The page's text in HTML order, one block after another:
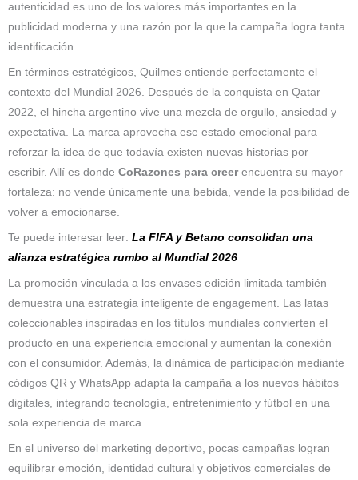
autenticidad es uno de los valores más importantes en la
publicidad moderna y una razón por la que la campaña logra tanta
identificación.
En términos estratégicos, Quilmes entiende perfectamente el
contexto del Mundial 2026. Después de la conquista en Qatar
2022, el hincha argentino vive una mezcla de orgullo, ansiedad y
expectativa. La marca aprovecha ese estado emocional para
reforzar la idea de que todavía existen nuevas historias por
escribir. Allí es donde CoRazones para creerencuentra su mayor
fortaleza: no vende únicamente una bebida, vende la posibilidad de
volver a emocionarse.
Te puede interesar leer: La FIFA y Betano consolidan una
alianza estratégica rumbo al Mundial 2026
La promoción vinculada a los envases edición limitada también
demuestra una estrategia inteligente de engagement. Las latas
coleccionables inspiradas en los títulos mundiales convierten el
producto en una experiencia emocional y aumentan la conexión
con el consumidor. Además, la dinámica de participación mediante
códigos QR y WhatsApp adapta la campaña a los nuevos hábitos
digitales, integrando tecnología, entretenimiento y fútbol en una
sola experiencia de marca.
En el universo del marketing deportivo, pocas campañas logran
equilibrar emoción, identidad cultural y objetivos comerciales de